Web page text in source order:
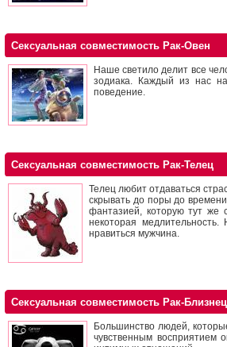
Сексуальная совместимость Рак-Овен
Наше светило делит все
зодиака. Каждый из нас
поведение.
Сексуальная совместимость Рак-Телец
Телец любит отдаваться
скрывать до поры до
фантазией, которую тут же
некоторая
нравиться мужчина.
Сексуальная совместимость Рак-
Большинство людей,
чувственным восприятием